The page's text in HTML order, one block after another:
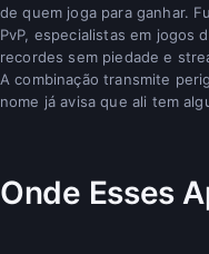
de quem joga para ganhar.
PvP, especialistas em jogos
recordes sem piedade e
A combinação transmite
nome já avisa que ali tem
Onde Esses